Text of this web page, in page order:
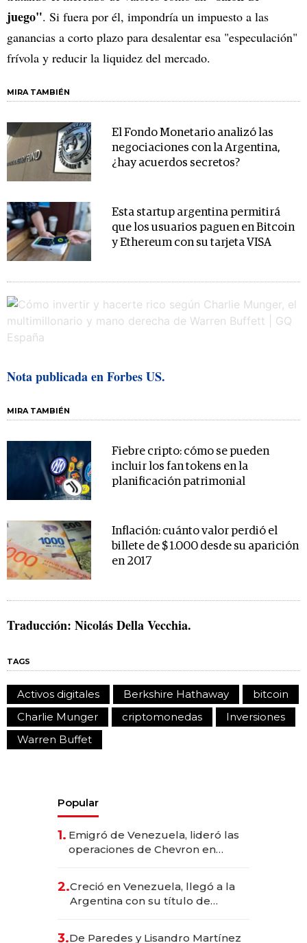
juego". Si fuera por él, impondría un impuesto a las
ganancias a corto plazo para desalentar esa "especulación"
frívola y reducir la liquidez del mercado.
MIRA TAMBIÉN
El Fondo Monetario analizó las
negociaciones con la Argentina,
¿hay acuerdos secretos?
Esta startup argentina permitirá
que los usuarios paguen en Bitcoin
y Ethereum con su tarjeta VISA
Nota publicada en Forbes US.
MIRA TAMBIÉN
Fiebre cripto: cómo se pueden
incluir los fan tokens en la
planificación patrimonial
Inflación: cuánto valor perdió el
billete de $ 1.000 desde su aparición
en 2017
Traducción: Nicolás Della Vecchia.
TAGS
Activos digitales Berkshire Hathaway
bitcoin
Charlie Munger
criptomonedas
Inversiones
Warren Buffet
Popular
1. Emigró de Venezuela, lideró las
operaciones de Chevron en
2.Creció en Venezuela, llegó a la
Argentina con su título de
3.De Paredes y Lisandro Martínez